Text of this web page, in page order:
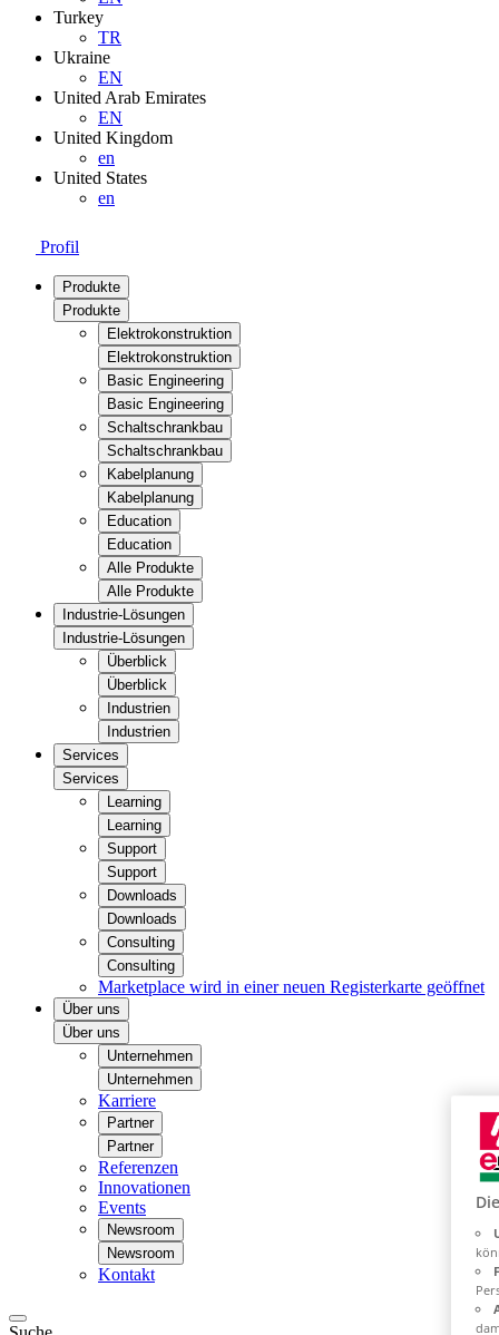
Turkey
TR
Ukraine
EN
United Arab Emirates
EN
United Kingdom
en
United States
en
Profil
Produkte
Produkte
Elektrokonstruktion
Elektrokonstruktion
Basic Engineering
Basic Engineering
Schaltschrankbau
Schaltschrankbau
Kabelplanung
Kabelplanung
Education
Education
Alle Produkte
Alle Produkte
Industrie-Lösungen
Industrie-Lösungen
Überblick
Überblick
Industrien
Industrien
Services
Services
Learning
Learning
Support
Support
Downloads
Downloads
Consulting
Consulting
Marketplace wird in einer neuen Registerkarte geöffnet
Über uns
Über uns
Unternehmen
Unternehmen
Karriere
Partner
Partner
Referenzen
Innovationen
Events
Newsroom
Newsroom
Kontakt